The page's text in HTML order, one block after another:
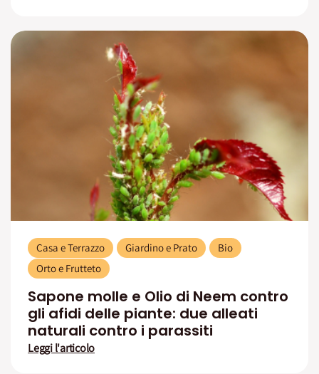
Casa e Terrazzo Giardino e Prato
Bio
Orto e Frutteto
Sapone molle e Olio di Neem contro
gli afidi delle piante: due alleati
naturali contro i parassiti
Leggi l'articolo